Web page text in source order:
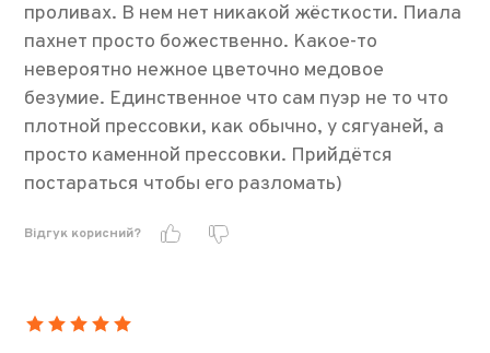
проливах. В нем нет никакой жёсткости. Пиала
пахнет просто божественно. Какое-то
невероятно нежное цветочно медовое
безумие. Единственное что сам пуэр не то что
плотной прессовки, как обычно, у сягуаней, а
просто каменной прессовки. Прийдётся
постараться чтобы его разломать)
Відгук корисний?